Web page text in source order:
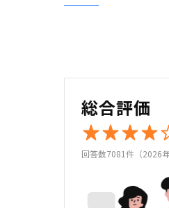
総合評価
回答数7081件（2026